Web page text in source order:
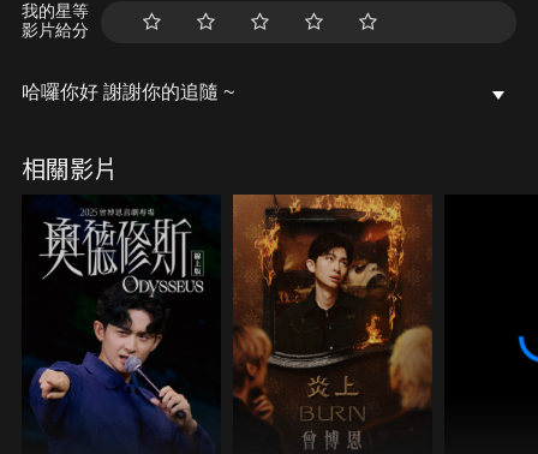
我的星等
影片給分
哈囉你好 謝謝你的追隨 ~
相關影片